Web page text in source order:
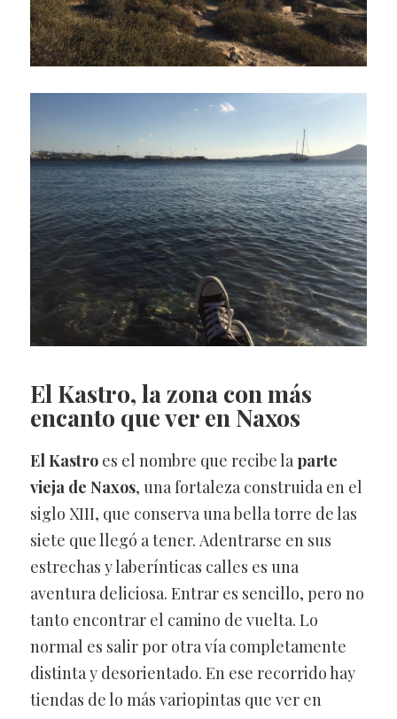
El Kastro, la zona con más
encanto que ver en Naxos
El Kastroes el nombre que recibe la parte
vieja de Naxos, una fortaleza construida en el
siglo XIII, que conserva una bella torre de las
siete que llegó a tener. Adentrarse en sus
estrechas y laberínticas calles es una
aventura deliciosa. Entrar es sencillo, pero no
tanto encontrar el camino de vuelta. Lo
normal es salir por otra vía completamente
distinta y desorientado. En ese recorrido hay
tiendas de lo más variopintas que ver en